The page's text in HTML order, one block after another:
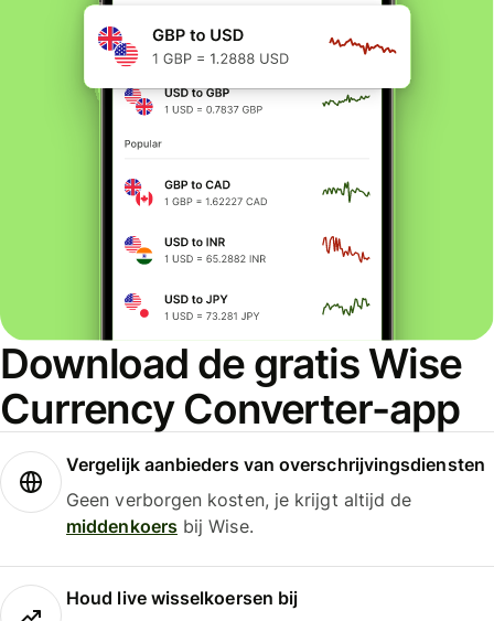
Download de gratis Wise
Currency Converter-app
Vergelijk aanbieders van overschrijvingsdiensten
Geen verborgen kosten, je krijgt altijd de
middenkoersbij Wise.
Houd live wisselkoersen bij